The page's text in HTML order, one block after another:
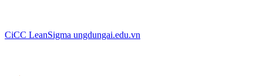
CiCC LeanSigma ungdungai.edu.vn